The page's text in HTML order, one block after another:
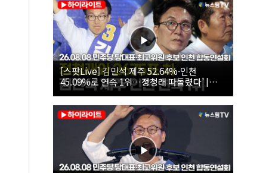
[스팟Live] 김민석 제주 52.64%·인천
45.09%로 연속 1위…정청래 따돌렸다’ |
26.08.08 더불어민주당 당대표·최고위원 후
보 인천 합동연설회